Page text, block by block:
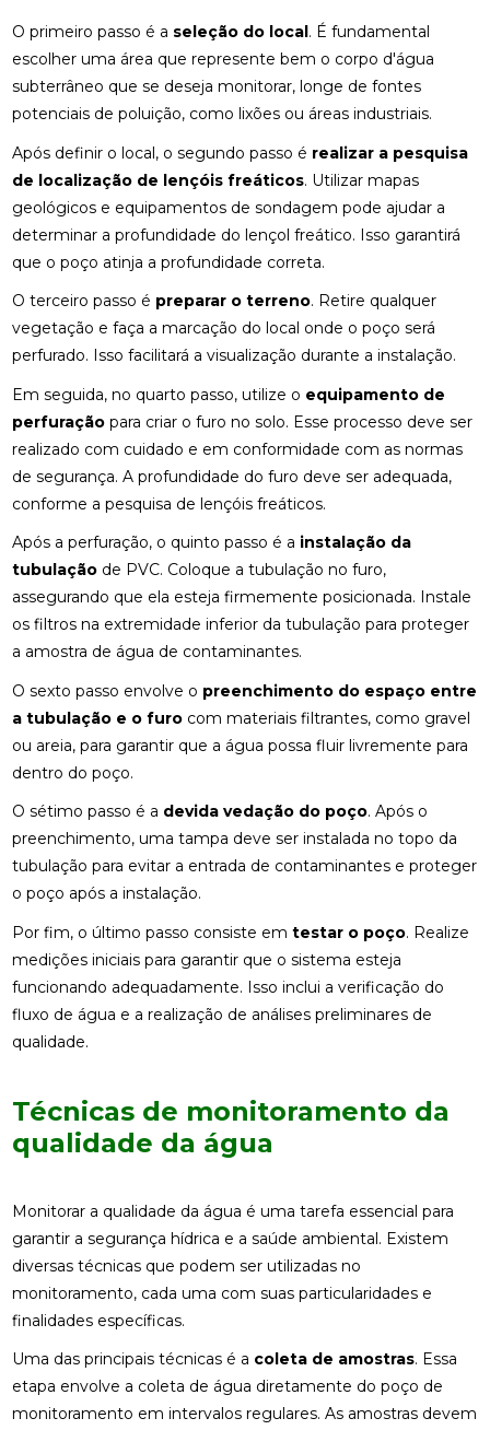
O primeiro passo é a seleção do local. É fundamental
escolher uma área que represente bem o corpo d'água
subterrâneo que se deseja monitorar, longe de fontes
potenciais de poluição, como lixões ou áreas industriais.
Após definir o local, o segundo passo é realizar a pesquisa
de localização de lençóis freáticos. Utilizar mapas
geológicos e equipamentos de sondagem pode ajudar a
determinar a profundidade do lençol freático. Isso garantirá
que o poço atinja a profundidade correta.
O terceiro passo é preparar o terreno. Retire qualquer
vegetação e faça a marcação do local onde o poço será
perfurado. Isso facilitará a visualização durante a instalação.
Em seguida, no quarto passo, utilize o equipamento de
perfuraçãopara criar o furo no solo. Esse processo deve ser
realizado com cuidado e em conformidade com as normas
de segurança. A profundidade do furo deve ser adequada,
conforme a pesquisa de lençóis freáticos.
Após a perfuração, o quinto passo é a instalação da
tubulaçãode PVC. Coloque a tubulação no furo,
assegurando que ela esteja firmemente posicionada. Instale
os filtros na extremidade inferior da tubulação para proteger
a amostra de água de contaminantes.
O sexto passo envolve o preenchimento do espaço entre
a tubulação e o furocom materiais filtrantes, como gravel
ou areia, para garantir que a água possa fluir livremente para
dentro do poço.
O sétimo passo é a devida vedação do poço. Após o
preenchimento, uma tampa deve ser instalada no topo da
tubulação para evitar a entrada de contaminantes e proteger
o poço após a instalação.
Por fim, o último passo consiste em testar o poço. Realize
medições iniciais para garantir que o sistema esteja
funcionando adequadamente. Isso inclui a verificação do
fluxo de água e a realização de análises preliminares de
qualidade.
Técnicas de monitoramento da
qualidade da água
Monitorar a qualidade da água é uma tarefa essencial para
garantir a segurança hídrica e a saúde ambiental. Existem
diversas técnicas que podem ser utilizadas no
monitoramento, cada uma com suas particularidades e
finalidades específicas.
Uma das principais técnicas é a coleta de amostras. Essa
etapa envolve a coleta de água diretamente do poço de
monitoramento em intervalos regulares. As amostras devem